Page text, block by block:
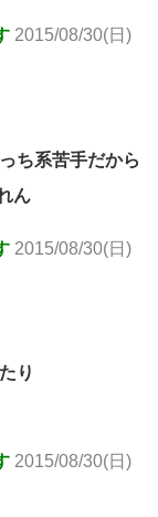
2015/08/30(日)
ち系苦手だから
ん
2015/08/30(日)
り
2015/08/30(日)